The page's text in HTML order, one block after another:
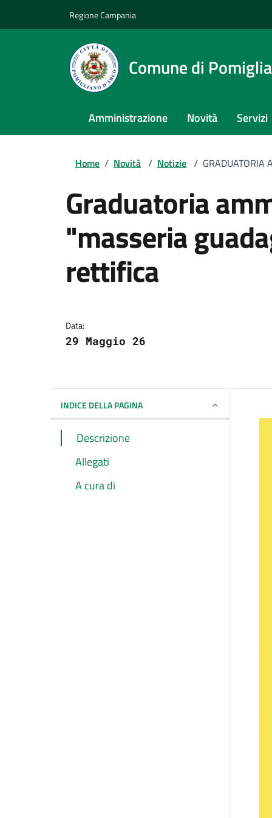
Regione Campania
Comune di
Amministrazione Novità Servizi
Home / Novità / Notizie / GRADUATORIA
graduatoria ammessi asilo nido
"masseria
rettifica
Data:
29 Maggio 26
INDICE DELLA PAGINA
Descrizione
Allegati
A cura di